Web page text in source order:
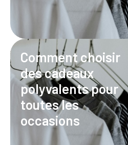
Comment choisir
des cadeaux
polyvalents pour
toutes les
occasions